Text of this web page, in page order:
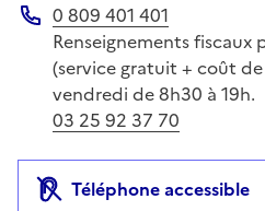
Téléphone
0 809 401 401
Renseignements fiscaux
(service gratuit + coût
vendredi de 8h30 à 19h.
03 25 92 37 70
Téléphone accessible